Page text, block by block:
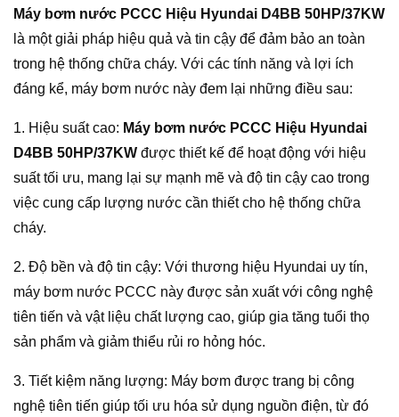
Máy bơm nước PCCC Hiệu Hyundai D4BB 50HP/37KW
là một giải pháp hiệu quả và tin cậy để đảm bảo an toàn
trong hệ thống chữa cháy. Với các tính năng và lợi ích
đáng kể, máy bơm nước này đem lại những điều sau:
1. Hiệu suất cao: Máy bơm nước PCCC Hiệu Hyundai
D4BB 50HP/37KW được thiết kế để hoạt động với hiệu
suất tối ưu, mang lại sự mạnh mẽ và độ tin cậy cao trong
việc cung cấp lượng nước cần thiết cho hệ thống chữa
cháy.
2. Độ bền và độ tin cậy: Với thương hiệu Hyundai uy tín,
máy bơm nước PCCC này được sản xuất với công nghệ
tiên tiến và vật liệu chất lượng cao, giúp gia tăng tuổi thọ
sản phẩm và giảm thiểu rủi ro hỏng hóc.
3. Tiết kiệm năng lượng: Máy bơm được trang bị công
nghệ tiên tiến giúp tối ưu hóa sử dụng nguồn điện, từ đó